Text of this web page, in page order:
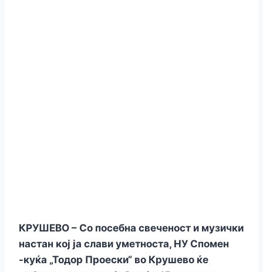
КРУШЕВО – Со посебна свеченост и музички
настан кој ја слави уметноста, НУ Спомен
-куќа „Тодор Проески“ во Крушево ќе